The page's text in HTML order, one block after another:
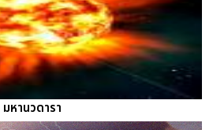
หานวดารา